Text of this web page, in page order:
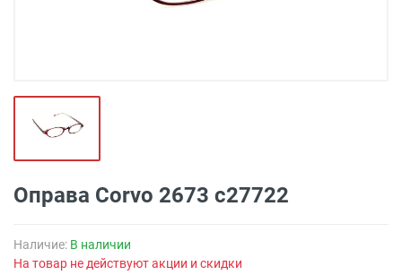
Оправа Corvo 2673 c27722
Наличие: В наличии
На товар не действуют акции и скидки